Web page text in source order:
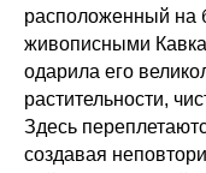
расположенный на
живописными
одарила его
растительности,
Здесь
создавая